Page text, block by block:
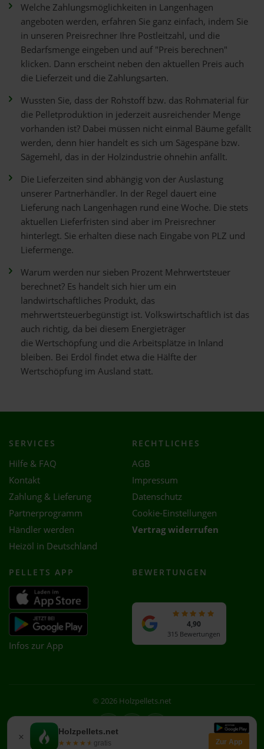
Welche Zahlungsmöglichkeiten in Langenhagen
angeboten werden, erfahren Sie ganz einfach, indem Sie
in unseren Preisrechner Ihre Postleitzahl, und die
Bedarfsmenge eingeben und auf "Preis berechnen"
klicken. Dann erscheint neben den aktuellen Preis auch
die Lieferzeit und die Zahlungsarten.
Wussten Sie, dass der Rohstoff bzw. das Rohmaterial für
die Pelletproduktion in jederzeit ausreichender Menge
vorhanden ist? Dabei müssen nicht einmal Bäume gefällt
werden, denn hier handelt es sich um Sägespäne bzw.
Sägemehl, das in der Holzindustrie ohnehin anfällt.
Die Lieferzeiten sind abhängig von der Auslastung
unserer Partnerhändler. In der Regel dauert eine
Lieferung nach Langenhagen rund eine Woche. Die stets
aktuellen Lieferfristen sind aber im Preisrechner
hinterlegt. Sie erhalten diese nach Eingabe von PLZ und
Liefermenge.
Warum werden nur sieben Prozent Mehrwertsteuer
berechnet? Es handelt sich hier um ein
landwirtschaftliches Produkt, das
mehrwertsteuerbegünstigt ist. Volkswirtschaftlich ist das
auch richtig, da bei diesem Energieträger
die Wertschöpfung und die Arbeitsplätze in Inland
bleiben. Bei Erdöl findet etwa die Hälfte der
Wertschöpfung im Ausland statt.
× Holzpellets.net
★★★★★
★★★★★ gratis Zur App
SERVICES
Hilfe & FAQ
Kontakt
Zahlung & Lieferung
Partnerprogramm
Händler werden
Heizöl in Deutschland
RECHTLICHES
AGB
Impressum
Datenschutz
Cookie-Einstellungen
Vertrag widerrufen
PELLETS APP
Infos zur App
BEWERTUNGEN
4,90
315 Bewertungen
© 2026 Holzpellets.net
Facebook